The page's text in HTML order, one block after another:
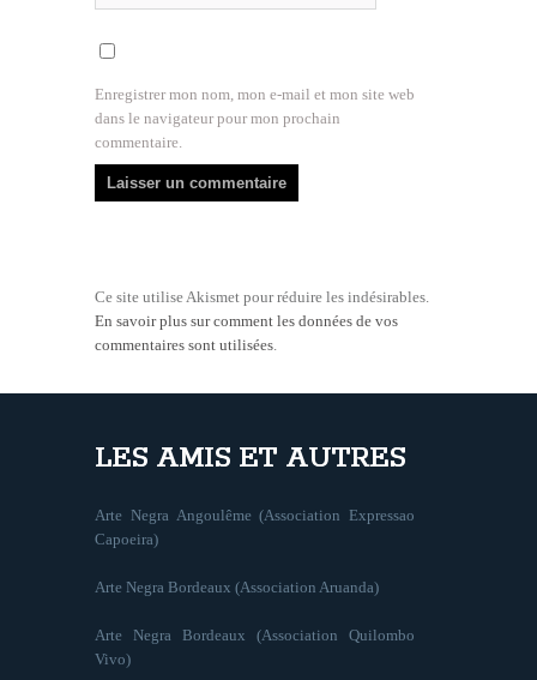
Enregistrer mon nom, mon e-mail et mon site web
dans le navigateur pour mon prochain
commentaire.
Ce site utilise Akismet pour réduire les indésirables.
En savoir plus sur comment les données de vos
commentaires sont utilisées
LES AMIS ET AUTRES
Arte Negra Angoulême (Association Expressao
Capoeira)
Arte Negra Bordeaux (Association Aruanda)
Arte Negra Bordeaux (Association Quilombo
Vivo)